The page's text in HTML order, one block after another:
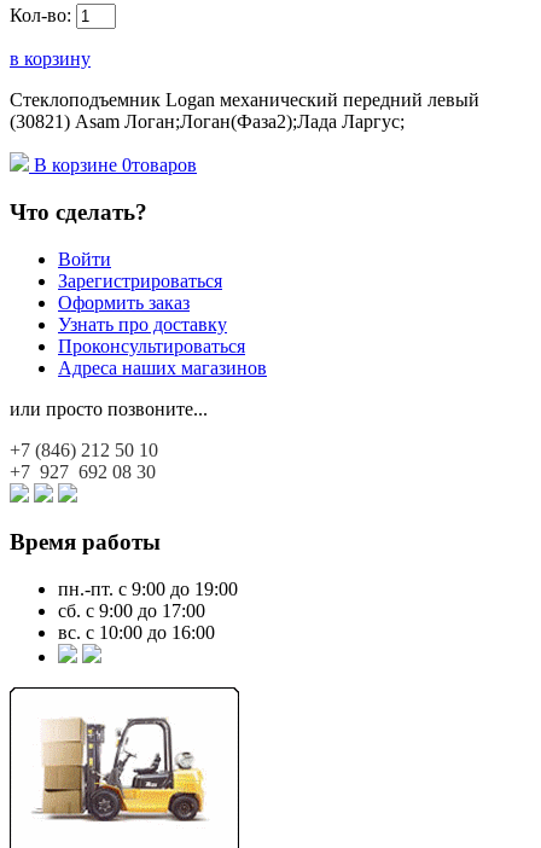
Кол-во:
в корзину
Стеклоподъемник Logan механический передний левый
(30821) Asam Логан;Логан(Фаза2);Лада Ларгус;
В корзине 0товаров
Что сделать?
Войти
Зарегистрироваться
Оформить заказ
Узнать про доставку
Проконсультироваться
Адреса наших магазинов
или просто позвоните...
+7 (846) 212 50 10
+7 927 692 08 30
Время работы
пн.-пт. с 9:00 до 19:00
сб. с 9:00 до 17:00
вс. с 10:00 до 16:00